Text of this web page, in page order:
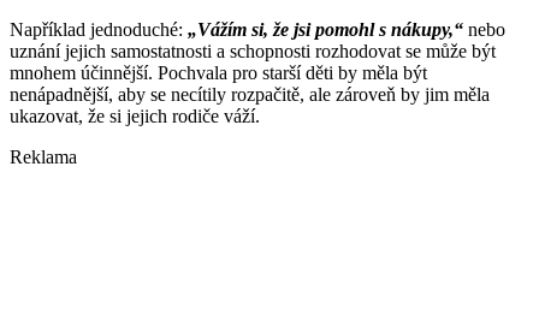
Například jednoduché: „Vážím si, že jsi pomohl s nákupy,“ nebo
uznání jejich samostatnosti a schopnosti rozhodovat se může být
mnohem účinnější. Pochvala pro starší děti by měla být
nenápadnější, aby se necítily rozpačitě, ale zároveň by jim měla
ukazovat, že si jejich rodiče váží.
Reklama